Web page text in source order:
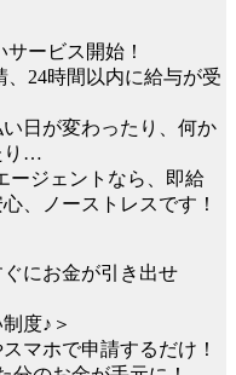
ービス開始！
、24時間以内に給与が受
日が変わったり、何か
り…
ージェントなら、即給
、ノーストレスです！
ぐにお金が引き出せ
度♪＞
マホで申請するだけ！